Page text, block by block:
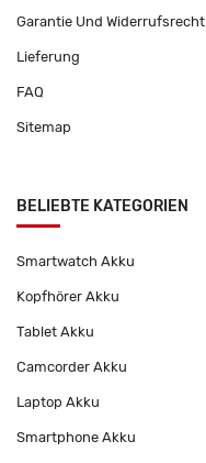
Garantie Und Widerrufsrecht
Lieferung
FAQ
Sitemap
BELIEBTE KATEGORIEN
Smartwatch Akku
Kopfhörer Akku
Tablet Akku
Camcorder Akku
Laptop Akku
Smartphone Akku